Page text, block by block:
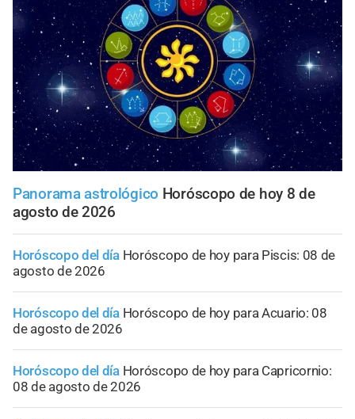
Panorama astrológico Horóscopo de hoy 8 de
agosto de 2026
Horóscopo del día Horóscopo de hoy para Piscis: 08 de
agosto de 2026
Horóscopo del día Horóscopo de hoy para Acuario: 08
de agosto de 2026
Horóscopo del día Horóscopo de hoy para Capricornio:
08 de agosto de 2026